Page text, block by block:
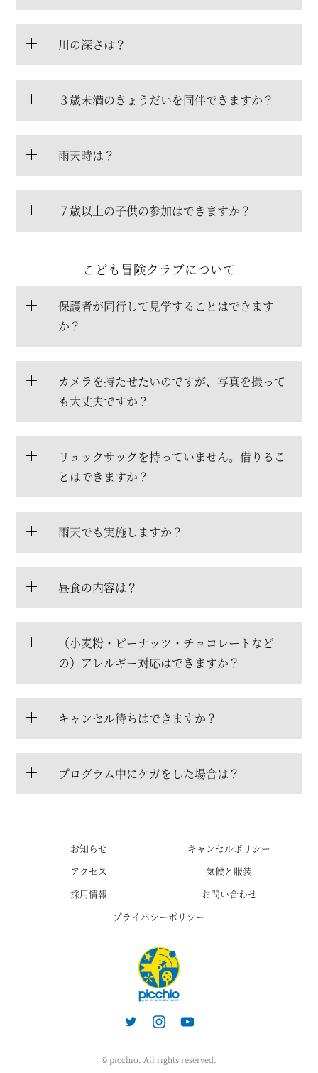
川の深さは？
３歳未満のきょうだいを同伴できますか？
雨天時は？
７歳以上の子供の参加はできますか？
こども冒険クラブについて
保護者が同行して見学することはできます
か？
カメラを持たせたいのですが、写真を撮って
も大丈夫ですか？
リュックサックを持っていません。借りるこ
とはできますか？
雨天でも実施しますか？
昼食の内容は？
（小麦粉・ピーナッツ・チョコレートなど
の）アレルギー対応はできますか？
キャンセル待ちはできますか？
プログラム中にケガをした場合は？
お知らせ
キャンセルポリシー
アクセス
気候と服装
採用情報
お問い合わせ
プライバシーポリシー
© picchio. All rights reserved.